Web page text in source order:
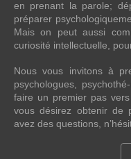
en prenant la parole;
préparer
Mais on peut aussi
curiosité intellectuelle,
Nous vous invitons à
psychologues,
faire un premier pas
vous désirez obtenir de
avez des questions,